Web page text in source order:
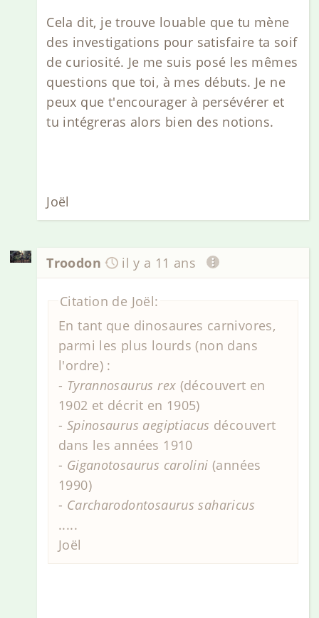
Cela dit, je trouve louable que tu mène
des investigations pour satisfaire ta soif
de curiosité. Je me suis posé les mêmes
questions que toi, à mes débuts. Je ne
peux que t'encourager à persévérer et
tu intégreras alors bien des notions.
Joël
Troodon il y a 11 ans
Citation de Joël:
En tant que dinosaures carnivores,
parmi les plus lourds (non dans
l'ordre) :
- Tyrannosaurus rex (découvert en
1902 et décrit en 1905)
- Spinosaurus aegiptiacus découvert
dans les années 1910
- Giganotosaurus carolini (années
1990)
- Carcharodontosaurus saharicus
.....
Joël